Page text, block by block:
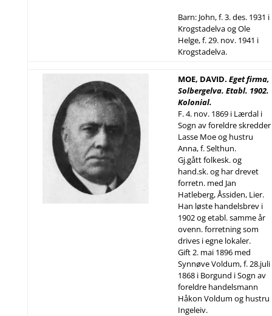
Barn: John, f. 3. des. 1931 i
Krogstadelva og Ole
Helge, f. 29. nov. 1941 i
Krogstadelva.
MOE, DAVID. Eget firma,
Solbergelva. Etabl. 1902.
Kolonial.
F. 4. nov. 1869 i Lærdal i
Sogn av foreldre skredder
Lasse Moe og hustru
Anna, f. Selthun.
Gj.gått folkesk. og
hand.sk. og har drevet
forretn. med Jan
Hatleberg, Åssiden, Lier.
Han løste handelsbrev i
1902 og etabl. samme år
ovenn. forretning som
drives i egne lokaler.
Gift 2. mai 1896 med
Synnøve Voldum, f. 28.juli
1868 i Borgund i Sogn av
foreldre handelsmann
Håkon Voldum og hustru
Ingeleiv.